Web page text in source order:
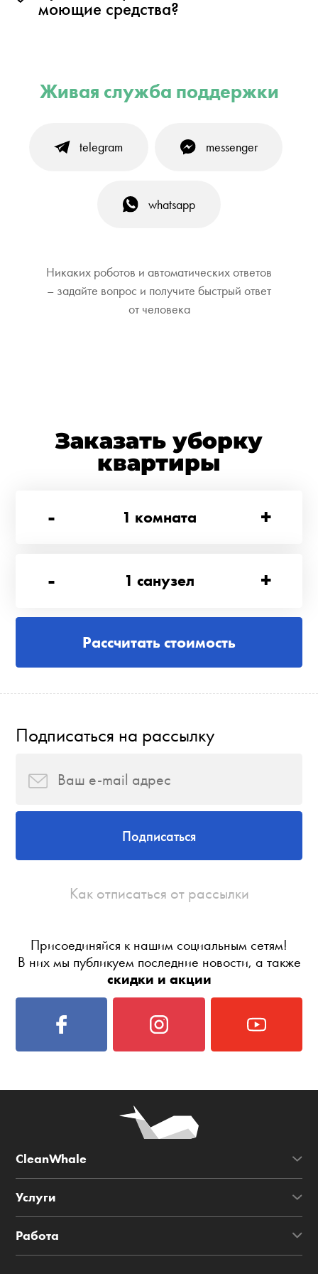
моющие средства?
Живая служба поддержки
telegram messenger
whatsapp
Никаких роботов и автоматических ответов
– задайте вопрос и получите быстрый ответ
от человека
Заказать уборку
квартиры
-
1 комната +
- 1 санузел +
Рассчитать стоимость
Подписаться на рассылку
Подписаться
Как отписаться от рассылки
Присоединяйся к нашим социальным сетям!
В них мы публикуем последние новости, а также
скидки и акции
CleanWhale
Услуги
Работа